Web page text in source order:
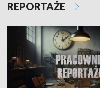
REPORTAŻE